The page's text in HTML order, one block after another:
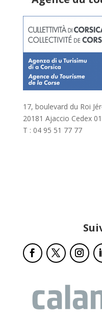
17, boulevard du Roi
20181 Ajaccio Cedex 01
T : 04 95 51 77 77